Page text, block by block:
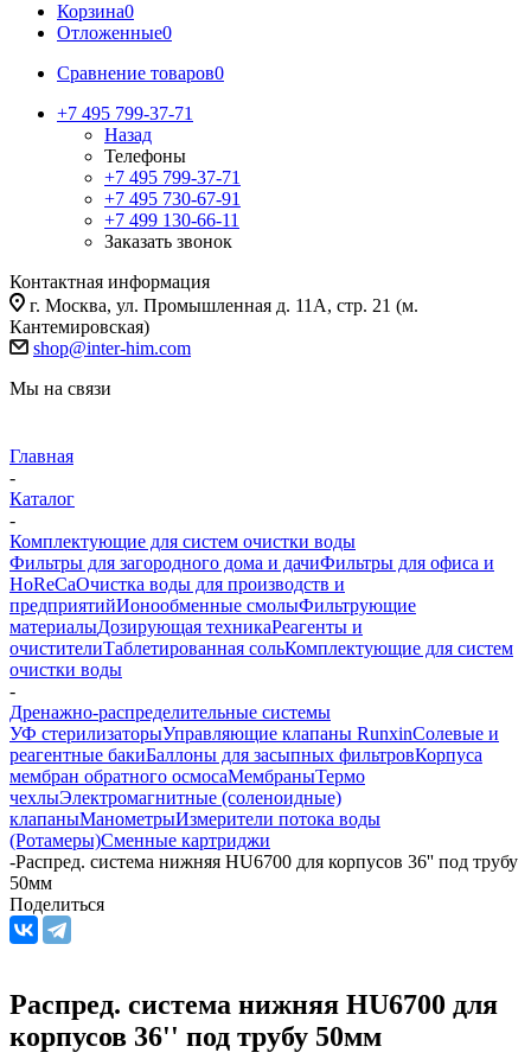
Корзина0
Отложенные0
Сравнение товаров0
+7 495 799-37-71
Назад
Телефоны
+7 495 799-37-71
+7 495 730-67-91
+7 499 130-66-11
Заказать звонок
Контактная информация
г. Москва, ул. Промышленная д. 11А, стр. 21 (м.
Кантемировская)
shop@inter-him.com
Мы на связи
Главная
-
Каталог
-
Комплектующие для систем очистки воды
Фильтры для загородного дома и дачиФильтры для офиса и
HoReCaОчистка воды для производств и
предприятийИонообменные смолыФильтрующие
материалыДозирующая техникаРеагенты и
очистителиТаблетированная сольКомплектующие для систем
очистки воды
-
Дренажно-распределительные системы
УФ стерилизаторыУправляющие клапаны RunxinСолевые и
реагентные бакиБаллоны для засыпных фильтровКорпуса
мембран обратного осмосаМембраныТермо
чехлыЭлектромагнитные (соленоидные)
клапаныМанометрыИзмерители потока воды
(Ротамеры)Сменные картриджи
-Распред. система нижняя HU6700 для корпусов 36'' под трубу
50мм
Поделиться
Распред. система нижняя HU6700 для
корпусов 36'' под трубу 50мм